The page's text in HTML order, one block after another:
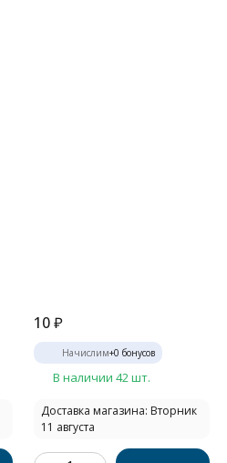
10 ₽
Начислим+0 бонусов
В наличии 42 шт.
Доставка магазина: Вторник
11 августа